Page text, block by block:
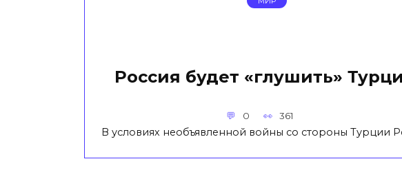
Россия будет «глушить»
0 361
В условиях необъявленной войны со стороны Турции